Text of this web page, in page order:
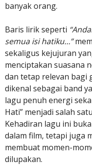
banyak orang.
Baris lirik seperti
semua isi hatiku…”
sekaligus kejujuran
menciptakan suasana
dan tetap relevan bagi
dikenal sebagai band
lagu penuh energi
Hati” menjadi salah
Kehadiran lagu ini
dalam film, tetapi juga
membuat momen-
dilupakan.